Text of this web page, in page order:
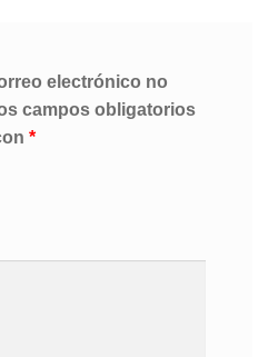
electrónico no
campos obligatorios
*